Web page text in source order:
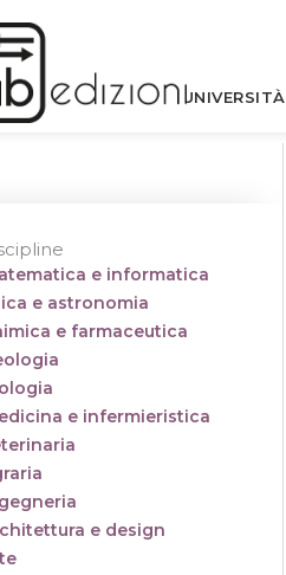
UNIVERSITÀ
e informatica
e astronomia
e farmaceutica
e infermieristica
e design